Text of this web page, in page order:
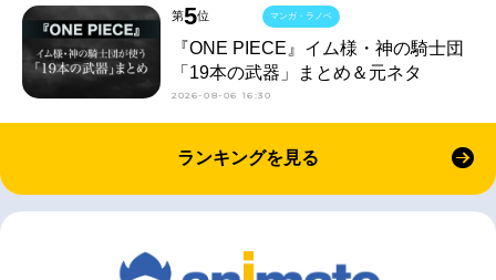
第5位
『ONE PIECE』イム様・神の騎士団
「19本の武器」まとめ＆元ネタ
2026-08-06 16:30
マンガ・ラノベ
ランキングを見る